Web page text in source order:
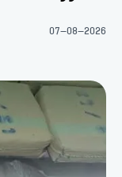
07-08-2026